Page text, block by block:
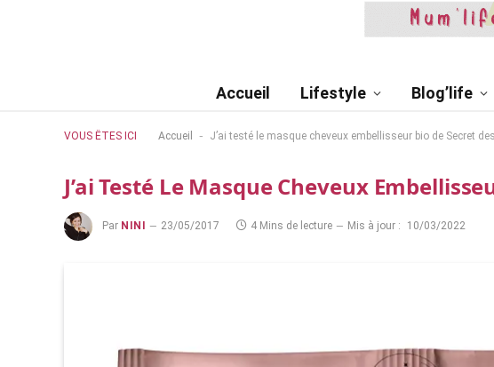
Accueil Lifestyle Blog’life
VOUS ÊTES ICI Accueil - J’ai testé le masque cheveux embellisseur bio de Secret
J’ai Testé Le Masque Cheveux
Par NINI 23/05/2017 4 Mins de lecture Mis à jour : 10/03/2022